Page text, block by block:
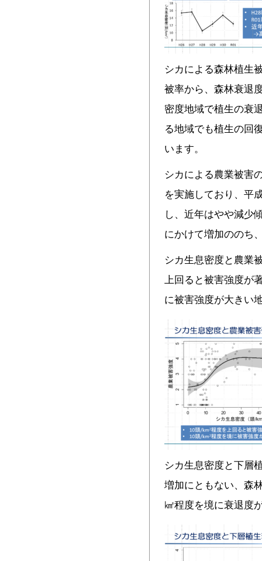
シカによる森林植生
被率から、森林衰退
密度地域で植生の衰
る地域でも植生の回
います。
シカによる農業被害
を実施しており、平
し、近年はやや減少
にかけて増加ののち
シカ生息密度と農業
上回ると被害強度が
に被害強度が大きい
シカ生息密度と下層
増加にともない、森
㎢程度を境に衰退度